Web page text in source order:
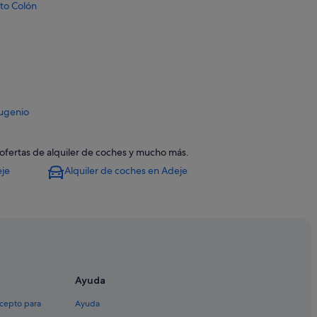
Colón
Duque
de alquiler de coches y mucho más.
Alquiler de coches en Adeje
para
Ayuda
Ayuda